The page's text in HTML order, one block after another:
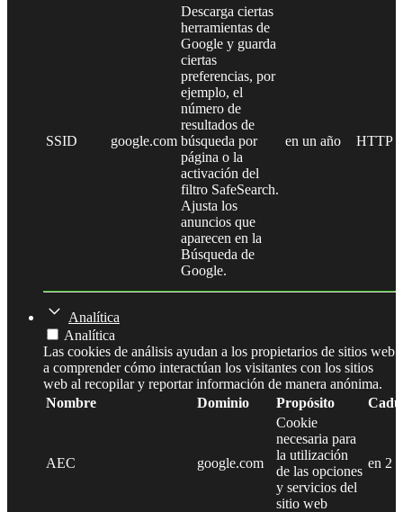
SSID google.com
Descarga ciertas
herramientas de
Google y guarda
ciertas
preferencias, por
ejemplo, el
número de
resultados de
búsqueda por
página o la
activación del
filtro SafeSearch.
Ajusta los
anuncios que
aparecen en la
Búsqueda de
Google.
en un año HTTP
Analítica
Analítica
Las cookies de análisis ayudan a los propietarios de sitios web
a comprender cómo interactúan los visitantes con los sitios
web al recopilar y reportar información de manera anónima.
Nombre
Dominio Propósito
AEC google.com
Cookie
necesaria para
la utilización
de las opciones
y servicios del
sitio web
en 2